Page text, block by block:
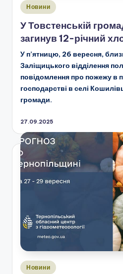
Опубліковано
Новини
У Товстенській
загинув 12-річний
У п’ятницю, 26 вересня,
Заліщицького відділення
повідомлення про пожежу в
господарстві в селі
громади.
27.09.2025
Опубліковано
Новини